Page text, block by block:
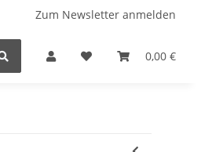
Zum Newsletter anmelden
0,00 €
2026 Lifestyle &